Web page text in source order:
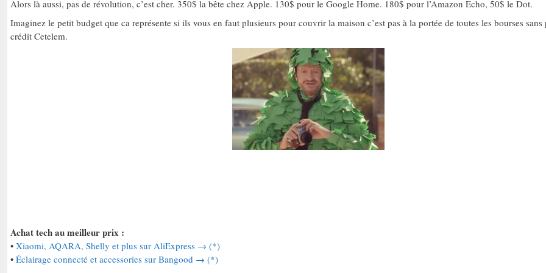
Alors là aussi, pas de révolution, c’est cher. 350$ la bête chez Apple. 130$ pour le Google Home. 180$ pour l’Amazon Echo, 50$ le Dot.
Imaginez le petit budget que ca représente si ils vous en faut plusieurs pour couvrir la maison c’est pas à la portée de toutes les bourses sans
crédit Cetelem.
Achat tech au meilleur prix :
• Xiaomi, AQARA, Shelly et plus sur AliExpress → (*)
• Éclairage connecté et accessories sur Bangood → (*)